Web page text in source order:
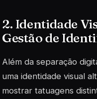
2. Identidade
Gestão de
Além da separação
uma identidade visual
mostrar tatuagens